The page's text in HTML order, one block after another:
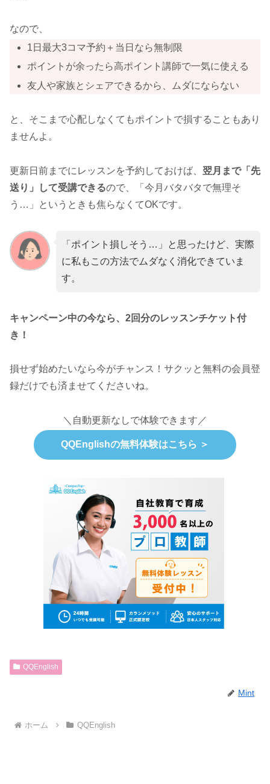
なので、
1日最大3コマ予約＋当日なら無制限
ポイントが余ったら高ポイント講師で一気に使える
友人や家族とシェアできるから、ムダにならない
と、そこまで心配しなくてもポイントで損することもあり
ませんよ。
更新日前までにレッスンを予約しておけば、 翌月まで「先
送り」して受講できるので、「今月バタバタで無理そ
う…」というときも焦らなくてOKです。
「ポイント損しそう…」と思ったけど、実際
に私もこの方法でムダなく消化できていま
す。
キャンペーン中の今なら、2回分のレッスンチケット付
き！
損せず始めたいなら今がチャンス！サクッと無料の会員登
録だけでも済ませてくださいね。
＼自動更新なしで体験できます／
QQEnglishの無料体験はこちら ＞
QQEnglish
Mint
ホーム QQEnglish